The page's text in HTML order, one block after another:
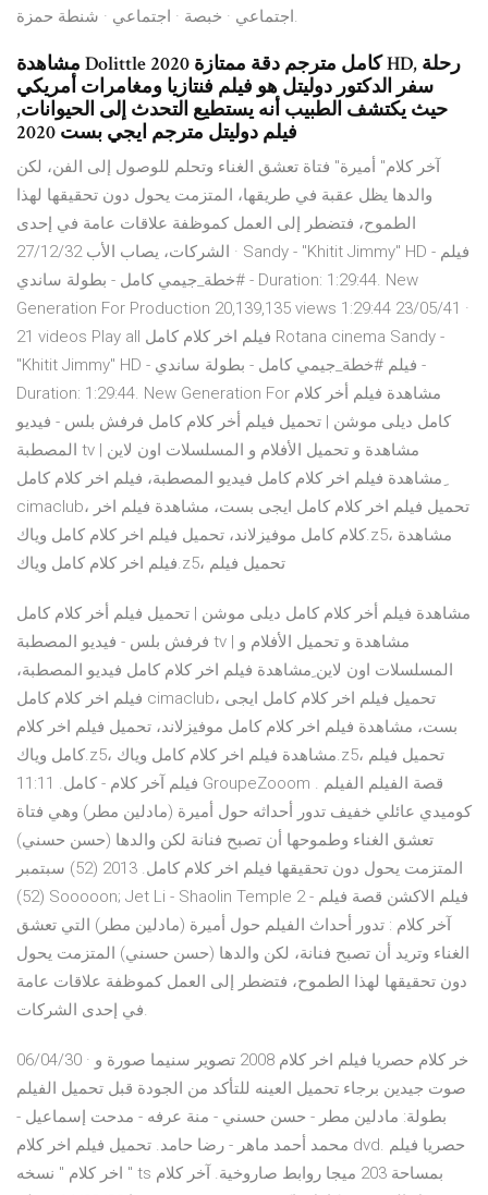
اجتماعي · خبصة · اجتماعي · شنطة حمزة.
مشاهدة Dolittle 2020 كامل مترجم دقة ممتازة HD, رحلة
سفر الدكتور دوليتل هو فيلم فنتازيا ومغامرات أمريكي
حيث يكتشف الطبيب أنه يستطيع التحدث إلى الحيوانات,
فيلم دوليتل مترجم ايجي بست 2020
آخر كلام" أميرة" فتاة تعشق الغناء وتحلم للوصول إلى الفن، لكن
والدها يظل عقبة في طريقها، المتزمت يحول دون تحقيقها لهذا
الطموح، فتضطر إلى العمل كموظفة علاقات عامة في إحدى
الشركات، يصاب الأب 27/12/32 · Sandy - "Khitit Jimmy" HD - فيلم
#خطة_جيمي كامل - بطولة ساندي - Duration: 1:29:44. New
Generation For Production 20,139,135 views 1:29:44 23/05/41 ·
21 videos Play all فيلم اخر كلام كامل Rotana cinema Sandy -
"Khitit Jimmy" HD - فيلم #خطة_جيمي كامل - بطولة ساندي -
Duration: 1:29:44. New Generation For مشاهدة فيلم أخر كلام
كامل ديلى موشن | تحميل فيلم أخر كلام كامل فرفش بلس - فيديو
المصطبة tv | مشاهدة و تحميل الأفلام و المسلسلات اون لاين
ِمشاهدة فيلم اخر كلام كامل فيديو المصطبة، فيلم اخر كلام كامل
cimaclub، تحميل فيلم اخر كلام كامل ايجى بست، مشاهدة فيلم اخر
كلام كامل موفيزلاند، تحميل فيلم اخر كلام كامل وياك.z5، مشاهدة
فيلم اخر كلام كامل وياك.z5، تحميل فيلم
مشاهدة فيلم أخر كلام كامل ديلى موشن | تحميل فيلم أخر كلام كامل
فرفش بلس - فيديو المصطبة tv | مشاهدة و تحميل الأفلام و
المسلسلات اون لاين ِمشاهدة فيلم اخر كلام كامل فيديو المصطبة،
فيلم اخر كلام كامل cimaclub، تحميل فيلم اخر كلام كامل ايجى
بست، مشاهدة فيلم اخر كلام كامل موفيزلاند، تحميل فيلم اخر كلام
كامل وياك.z5، مشاهدة فيلم اخر كلام كامل وياك.z5، تحميل فيلم
فيلم آخر كلام - كامل. 11:11 GroupeZooom . قصة الفيلم الفيلم
كوميدي عائلي خفيف تدور أحداثه حول أميرة (مادلين مطر) وهي فتاة
تعشق الغناء وطموحها أن تصبح فنانة لكن والدها (حسن حسني)
المتزمت يحول دون تحقيقها فيلم اخر كلام كامل. 2013 (52) سبتمبر
(52) Sooooon; Jet Li - Shaolin Temple 2 - فيلم الاكشن قصة فيلم
آخر كلام : تدور أحداث الفيلم حول أميرة (مادلين مطر) التي تعشق
الغناء وتريد أن تصبح فنانة، لكن والدها (حسن حسني) المتزمت يحول
دون تحقيقها لهذا الطموح، فتضطر إلى العمل كموظفة علاقات عامة
في إحدى الشركات.
06/04/30 · خر كلام حصريا فيلم اخر كلام 2008 تصوير سنيما صورة و
صوت جيدين برجاء تحميل العينه للتأكد من الجودة قبل تحميل الفيلم
بطولة: مادلين مطر - حسن حسني - منة عرفه - مدحت إسماعيل -
محمد أحمد ماهر - رضا حامد. تحميل فيلم اخر كلام dvd. حصريا فيلم
" اخر كلام " نسخه ts بمساحة 203 ميجا روابط صاروخية. آخر كلام